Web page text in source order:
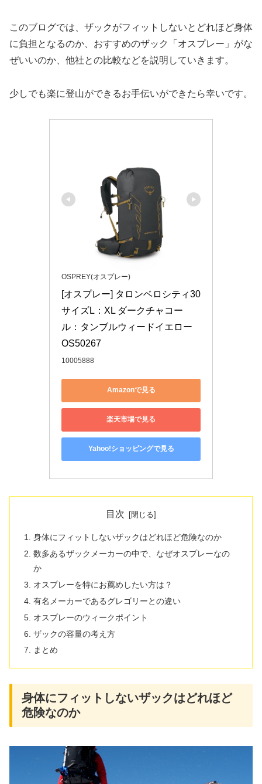
このブログでは、ザックがフィットしないとどれほど身体
に負担となるのか、おすすめのザック「オスプレー」がな
ぜいいのか、他社との比較などを説明していきます。
少しでも楽に登山ができるお手伝いができたら幸いです。
OSPREY(オスプレー)
[オスプレー] タロンベロシティ30
サイズL：XL ダークチャコー
ル：タンブルウィードイエロー
OS50267
10005888
Amazonで見る
楽天市場で見る
Yahoo!ショッピングで見る
目次
身体にフィットしないザックはどれほど危険なのか
数多あるザックメーカーの中で、なぜオスプレーなの
か
オスプレーを特にお薦めしたい方は？
有名メーカーであるグレゴリーとの違い
オスプレーのウィークポイント
ザックの容量の考え方
まとめ
身体にフィットしないザックはどれほど
危険なのか